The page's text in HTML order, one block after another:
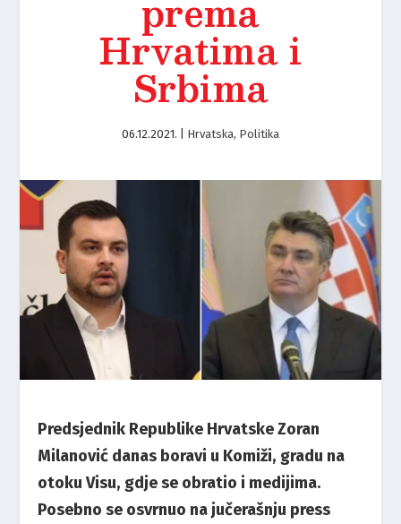
prema
Hrvatima i
Srbima
06.12.2021. Hrvatska, Politika
Predsjednik Republike Hrvatske Zoran
Milanović danas boravi u Komiži, gradu na
otoku Visu, gdje se obratio i medijima.
Posebno se osvrnuo na jučerašnju press